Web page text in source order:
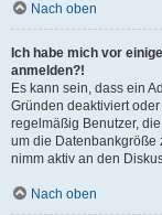
Nach oben
Ich habe mich vor
anmelden?!
Es kann sein, dass ein
Gründen deaktiviert
regelmäßig Benutzer,
um die Datenbankgröße
nimm aktiv an den
Nach oben